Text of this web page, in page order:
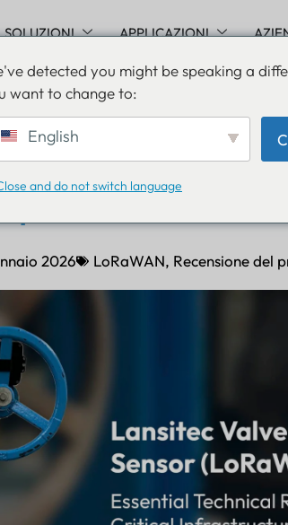
SOLUZIONI APPLICAZIONI
posizionamento
per
2026 LoRaWAN, Recensione del
detected you might be speaking a
want to change to:
English
and do not switch language